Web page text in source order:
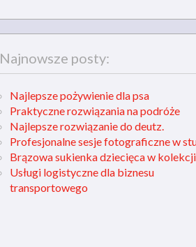
Najnowsze posty:
Najlepsze pożywienie dla psa
Praktyczne rozwiązania na podróże
Najlepsze rozwiązanie do deutz.
Profesjonalne sesje fotograficzne w
Brązowa sukienka dziecięca w
Usługi logistyczne dla biznesu
transportowego